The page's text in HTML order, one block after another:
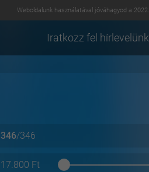
Weboldalunk használatával jóváhagyod a
Iratkozz fel
346/346
17.800 Ft